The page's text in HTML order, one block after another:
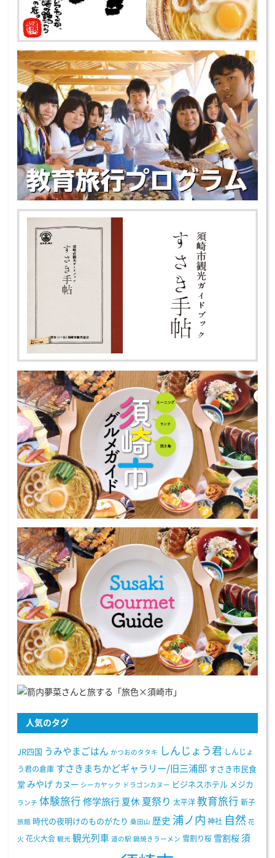
人気のタグ
JR四国 うみやまごはん かつおのタタキ しんじょう君 しんじょ
う君の倉庫 すさきまちかどギャラリー/旧三浦邸 すさき市民食
堂 みやげ カヌー シーカヤック ドラゴンカヌー ビジネスホテル メジカ
ランチ 体験旅行 修学旅行 夏休 夏祭り 太平洋 教育旅行 新子
旅館 時代の夜明けのものがたり 桑田山 歴史 浦ノ内 神社 自然 花
火 花火大会 観光 観光列車 道の駅 鍋焼きラーメン 雪割り桜 雪割桜 須